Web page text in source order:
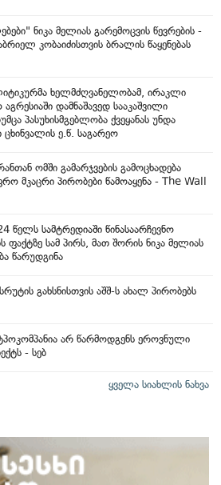
ნიკა მელიას გარემოცვის წევრების -
კობაიძისთვის ბრალის წაყენებას
ხელმძღვანელობამ, ირაკლი
დამნაშავედ სააკაშვილი
პასუხისმგებლობა ქვეყანას უნდა
ე.წ. საგარეო
ომში გამარჯვების გამოცხადება
მკაცრი პირობები წამოაყენა - The Wall
წელს სამტრედიაში წინასაარჩევნო
ფაქტზე სამ პირს, მათ შორის ნიკა მელიას
წარუდგინა
გახსნისთვის აშშ-ს ახალ პირობებს
არ წარმოდგენს ეროვნული
- სებ
ყველა სიახლის ნახვა